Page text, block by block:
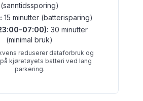
(sanntidssporing)
15 minutter (batterisparing)
07:00): 30 minutter
(minimal bruk)
reduserer dataforbruk og
kjøretøyets batteri ved lang
parkering.